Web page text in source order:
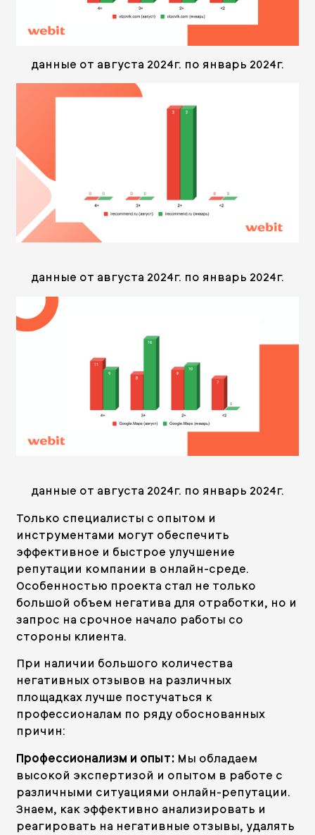
данные от августа 2024г. по январь 2024г.
данные от августа 2024г. по январь 2024г.
данные от августа 2024г. по январь 2024г.
Только специалисты с опытом и
инструментами могут обеспечить
эффективное и быстрое улучшение
репутации компании в онлайн-среде.
Особенностью проекта стал не только
большой объем негатива для отработки, но и
запрос на срочное начало работы со
стороны клиента.
При наличии большого количества
негативных отзывов на различных
площадках лучше постучаться к
профессионалам по ряду обоснованных
причин:
Профессионализм и опыт:Мы обладаем
высокой экспертизой и опытом в работе с
различными ситуациями онлайн-репутации.
Знаем, как эффективно анализировать и
реагировать на негативные отзывы, удалять